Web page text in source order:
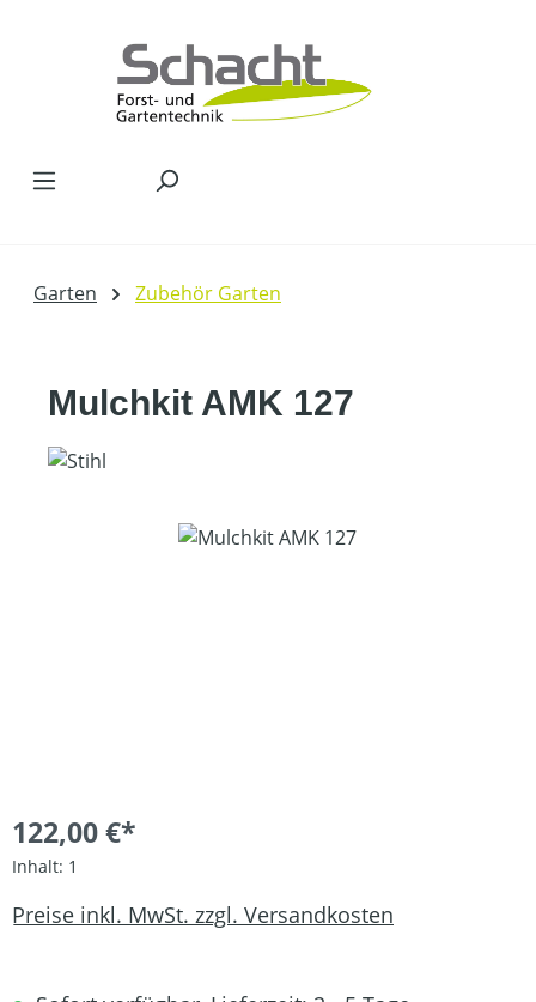
Garten Zubehör Garten
Mulchkit AMK 127
Bildergalerie überspringen
122,00 €*
Inhalt: 1
Preise inkl. MwSt. zzgl. Versandkosten